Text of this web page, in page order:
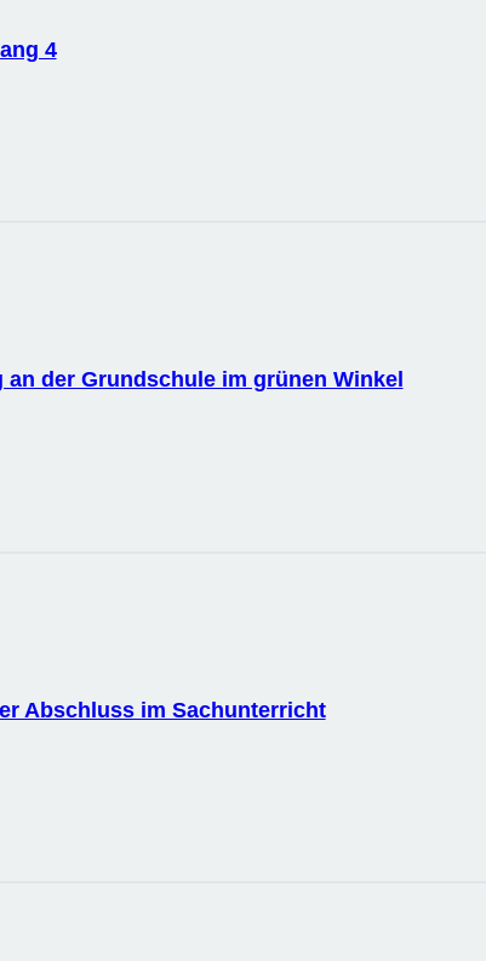
4
der Grundschule im grünen Winkel
Abschluss im Sachunterricht